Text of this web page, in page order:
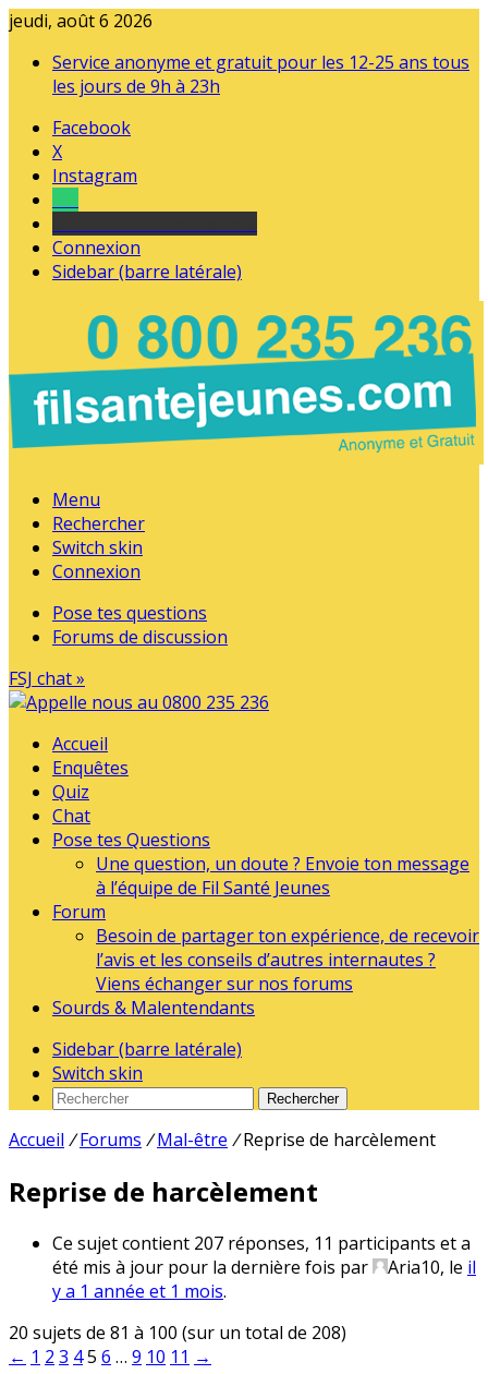
jeudi, août 6 2026
Service anonyme et gratuit pour les 12-25 ans tous
les jours de 9h à 23h
Facebook
X
Instagram
Connexion
Sidebar (barre latérale)
Menu
Rechercher
Switch skin
Connexion
Pose tes questions
Forums de discussion
FSJ chat »
Accueil
Enquêtes
Quiz
Chat
Pose tes Questions
Une question, un doute ? Envoie ton message
à l’équipe de Fil Santé Jeunes
Forum
Besoin de partager ton expérience, de recevoir
l’avis et les conseils d’autres internautes ?
Viens échanger sur nos forums
Sourds & Malentendants
Sidebar (barre latérale)
Switch skin
Rechercher
Accueil / Forums / Mal-être / Reprise de harcèlement
Reprise de harcèlement
Ce sujet contient 207 réponses, 11 participants et a
été mis à jour pour la dernière fois par
Aria10, le il
y a 1 année et 1 mois.
20 sujets de 81 à 100 (sur un total de 208)
← 1 2 3 45 6 … 9 10 11 →